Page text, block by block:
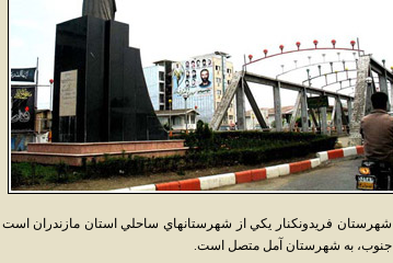
شهرستان فريدونکنار يکي از شهرستانهاي ساحلي استان مازندران است
جنوب، به شهرستان آمل متصل است.